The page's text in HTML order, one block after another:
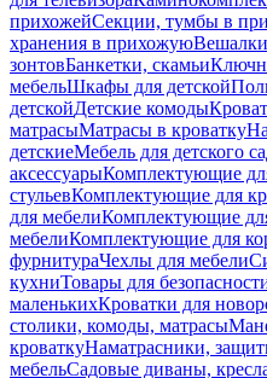
прихожейСекции, тумбы в
хранения в прихожую
зонтовБанкетки, скамьи
мебельШкафы для детской
детскойДетские комоды
матрасыМатрасы в кроватку
детскиеМебель для детского
аксессуарыКомплектующие
стульевКомплектующие для
для мебелиКомплектующие
мебелиКомплектующие для
фурнитураЧехлы для мебели
кухниТовары для
маленькихКроватки для
столики, комоды, матрасы
кроваткуНаматрасники,
мебельСадовые диваны,